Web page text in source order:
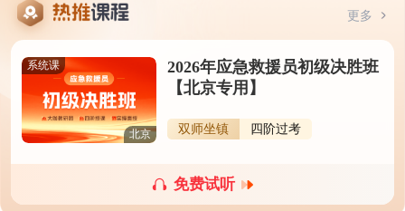
更多
系统课
北京
2026年应急救援员初级决胜班
【北京专用】
双师坐镇 四阶过考
免费试听